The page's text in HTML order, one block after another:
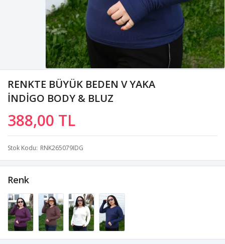
RENKTE BÜYÜK BEDEN V YAKA
İNDİGO BODY & BLUZ
388,00 TL
Stok Kodu RNK265079IDG
Renk